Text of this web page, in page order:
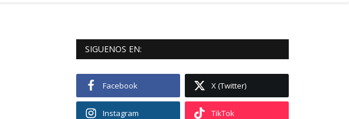
SIGUENOS EN:
Facebook X (Twitter)
Instagram TikTok